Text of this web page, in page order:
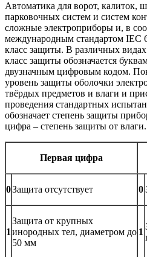
Автоматика для ворот, калиток,
парковочных систем и систем
сложные электроприборы и, в
международным стандартом IEC
класс защиты. В различных
класс защиты обозначается
двузначным цифровым кодом.
уровень защиты оболочки
твёрдых предметов и влаги и
проведения стандартных
обозначает степень защиты
цифра – степень защиты от влаги.
Первая цифра
0Защита отсутствует 0
1
Защита от крупных
инородных тел, диаметром до
50 мм
1